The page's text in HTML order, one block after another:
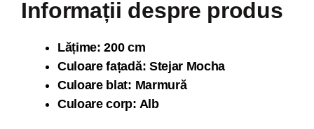
Informații despre produs
Lățime: 200 cm
Culoare fațadă: Stejar Mocha
Culoare blat: Marmură
Culoare corp: Alb